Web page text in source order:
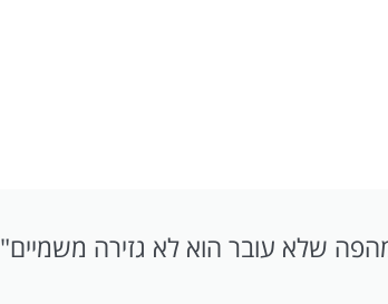
שלא עובר הוא לא גזירה משמיים"